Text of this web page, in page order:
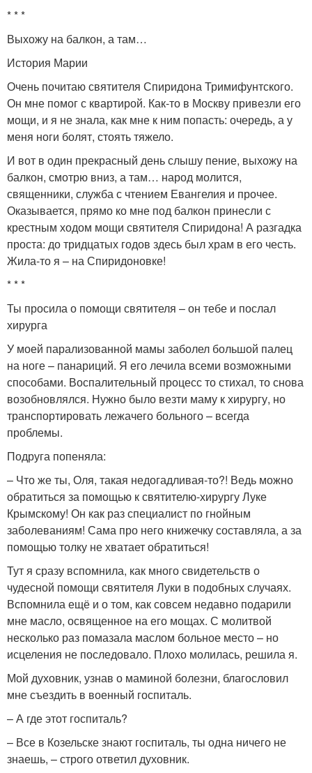
* * *
Выхожу на балкон, а там…
История Марии
Очень почитаю святителя Спиридона Тримифунтского.
Он мне помог с квартирой. Как-то в Москву привезли его
мощи, и я не знала, как мне к ним попасть: очередь, а у
меня ноги болят, стоять тяжело.
И вот в один прекрасный день слышу пение, выхожу на
балкон, смотрю вниз, а там… народ молится,
священники, служба с чтением Евангелия и прочее.
Оказывается, прямо ко мне под балкон принесли с
крестным ходом мощи святителя Спиридона! А разгадка
проста: до тридцатых годов здесь был храм в его честь.
Жила-то я – на Спиридоновке!
* * *
Ты просила о помощи святителя – он тебе и послал
хирурга
У моей парализованной мамы заболел большой палец
на ноге – панариций. Я его лечила всеми возможными
способами. Воспалительный процесс то стихал, то снова
возобновлялся. Нужно было везти маму к хирургу, но
транспортировать лежачего больного – всегда
проблемы.
Подруга попеняла:
– Что же ты, Оля, такая недогадливая-то?! Ведь можно
обратиться за помощью к святителю-хирургу Луке
Крымскому! Он как раз специалист по гнойным
заболеваниям! Сама про него книжечку составляла, а за
помощью толку не хватает обратиться!
Тут я сразу вспомнила, как много свидетельств о
чудесной помощи святителя Луки в подобных случаях.
Вспомнила ещё и о том, как совсем недавно подарили
мне масло, освященное на его мощах. С молитвой
несколько раз помазала маслом больное место – но
исцеления не последовало. Плохо молилась, решила я.
Мой духовник, узнав о маминой болезни, благословил
мне съездить в военный госпиталь.
– А где этот госпиталь?
– Все в Козельске знают госпиталь, ты одна ничего не
знаешь, – строго ответил духовник.